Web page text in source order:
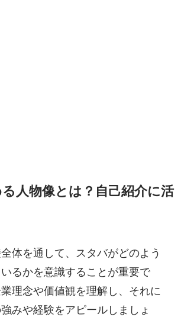
人物像とは？自己紹介に活
体を通して、スタバがどのよう
るかを意識することが重要で
理念や価値観を理解し、それに
みや経験をアピールしましょ